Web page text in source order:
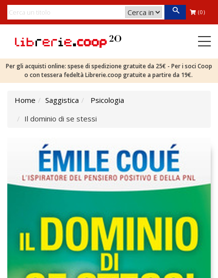
(0)
Per gli acquisti online: spese di spedizione gratuite da 25€ - Per i soci Coop
o con tessera fedeltà Librerie.coop gratuite a partire da 19€.
Home Saggistica
Psicologia
Il dominio di se stessi